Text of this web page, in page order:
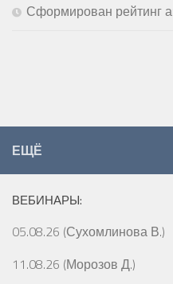
Сформирован рейтинг
ЕЩЁ
ВЕБИНАРЫ:
05.08.26 (Сухомлинова В.)
11.08.26 (Морозов Д.)